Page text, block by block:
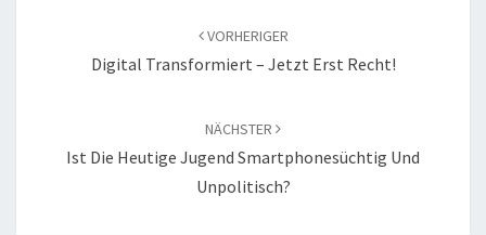
VORHERIGER
Digital Transformiert – Jetzt Erst Recht!
NÄCHSTER
Ist Die Heutige Jugend Smartphonesüchtig Und
Unpolitisch?